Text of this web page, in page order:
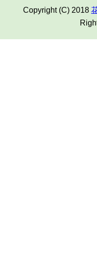
Copyright (C) 2018